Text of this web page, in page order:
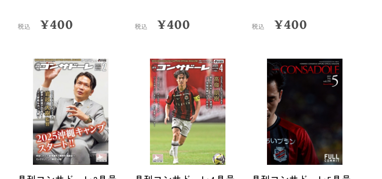
税込 ¥400 税込 ¥400 税込 ¥400